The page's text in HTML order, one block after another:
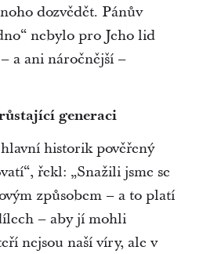
dozvědět. Pánův
nebylo pro Jeho lid
a ani náročnější –
generaci
historik pověřený
řekl: „Snažili jsme se
způsobem – a to platí
– aby jí mohli
nejsou naší víry, ale v